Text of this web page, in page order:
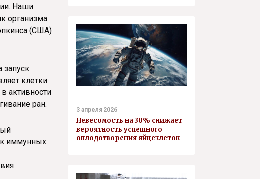
Наши
организма
(США)
запуск
клетки
активности
ран.
иммунных
3 апреля 2026
Невесомость на 30% снижает
вероятность успешного
оплодотворения яйцеклеток